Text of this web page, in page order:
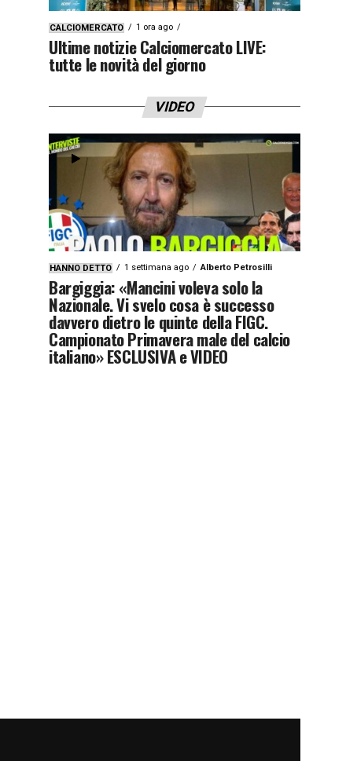
CALCIOMERCATO 1 ora ago
Ultime notizie Calciomercato LIVE:
tutte le novità del giorno
VIDEO
HANNO DETTO 1 settimana ago Alberto Petrosilli
Bargiggia: «Mancini voleva solo la
Nazionale. Vi svelo cosa è successo
davvero dietro le quinte della FIGC.
Campionato Primavera male del calcio
italiano» ESCLUSIVA e VIDEO